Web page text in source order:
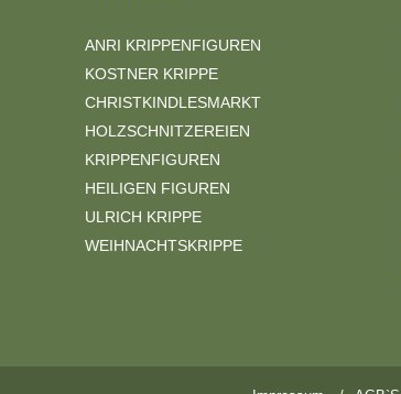
ANRI KRIPPENFIGUREN
KOSTNER KRIPPE
CHRISTKINDLESMARKT
HOLZSCHNITZEREIEN
KRIPPENFIGUREN
HEILIGEN FIGUREN
ULRICH KRIPPE
WEIHNACHTSKRIPPE